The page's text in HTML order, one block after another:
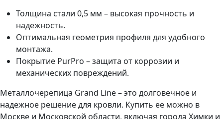
Толщина стали 0,5 мм – высокая прочность и
надежность.
Оптимальная геометрия профиля для удобного
монтажа.
Покрытие PurPro – защита от коррозии и
механических повреждений.
Металлочерепица Grand Line – это долговечное и
надежное решение для кровли. Купить ее можно в
Москве и Московской области, включая города Химки и